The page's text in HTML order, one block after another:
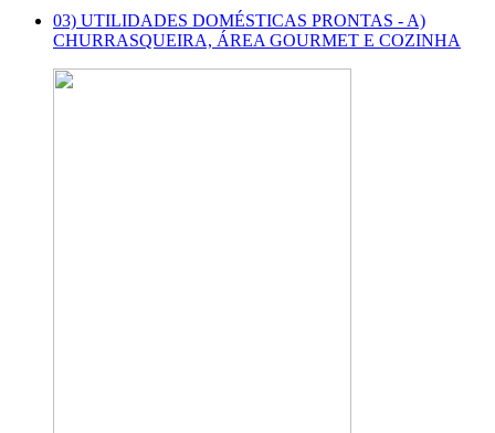
03) UTILIDADES DOMÉSTICAS PRONTAS - A)
CHURRASQUEIRA, ÁREA GOURMET E COZINHA